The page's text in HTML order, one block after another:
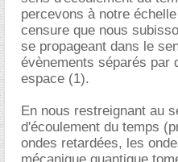
percevons à notre
censure que nous
se propageant dans le
évènements séparés par
espace (1).
En nous restreignant au
d'écoulement du temps
ondes retardées, les